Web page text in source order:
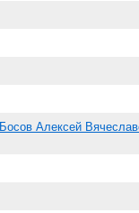
Босов Алексей